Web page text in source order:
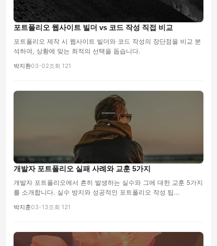
포트폴리오 웹사이트 빌더 vs 코드 작성 직접 비교
포트폴리오 제작 시 웹사이트 빌더와 코드 작성의 장단점을 비교 분
석하여, 상황에 맞는 최적의 선택을 돕습니다.
박지환03-02조회 121
개발자 포트폴리오 실패 사례와 교훈 5가지
개발자 포트폴리오에서 흔히 발생하는 실수와 그에 대한 교훈 5가지
를 소개합니다. 실수 방지와 성공적인 포트폴리오 작성 팁...
박지훈03-13조회 121